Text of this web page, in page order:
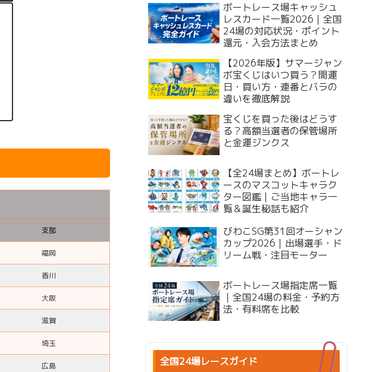
支部
福岡
香川
大阪
滋賀
埼玉
広島
ボートレース場キャッシュ
レスカード一覧2026｜全国
24場の対応状況・ポイント
還元・入会方法まとめ
【2026年版】サマージャン
ボ宝くじはいつ買う？開運
日・買い方・連番とバラの
違いを徹底解説
宝くじを買った後はどうす
る？高額当選者の保管場所
と金運ジンクス
【全24場まとめ】ボートレ
ースのマスコットキャラク
ター図鑑｜ご当地キャラ一
覧＆誕生秘話も紹介
びわこSG第31回オーシャン
カップ2026｜出場選手・ド
リーム戦・注目モーター
ボートレース場指定席一覧
｜全国24場の料金・予約方
法・有料席を比較
全国24場レースガイド